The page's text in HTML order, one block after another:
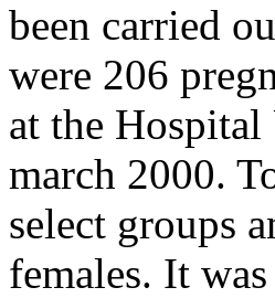
been carried
were 206
at the
march 2000.
select groups
females. It